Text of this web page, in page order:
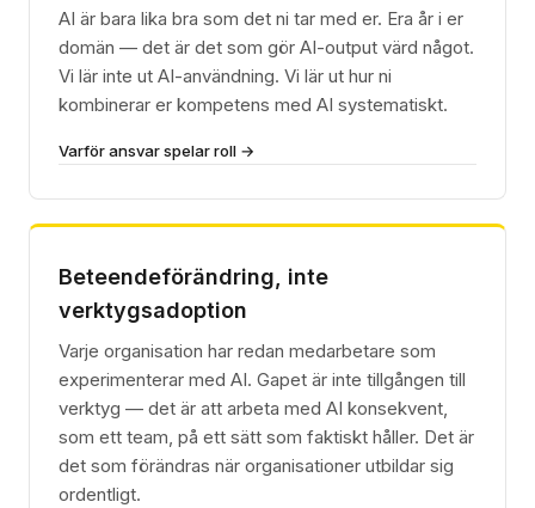
AI är bara lika bra som det ni tar med er. Era år i er
domän — det är det som gör AI-output värd något.
Vi lär inte ut AI-användning. Vi lär ut hur ni
kombinerar er kompetens med AI systematiskt.
Varför ansvar spelar roll →
Beteendeförändring, inte
verktygsadoption
Varje organisation har redan medarbetare som
experimenterar med AI. Gapet är inte tillgången till
verktyg — det är att arbeta med AI konsekvent,
som ett team, på ett sätt som faktiskt håller. Det är
det som förändras när organisationer utbildar sig
ordentligt.